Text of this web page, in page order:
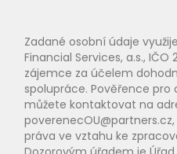
Zadané osobní údaje
Financial Services, a.s.,
zájemce za účelem
spolupráce. Pověřence
můžete kontaktovat na
práva ve vztahu ke